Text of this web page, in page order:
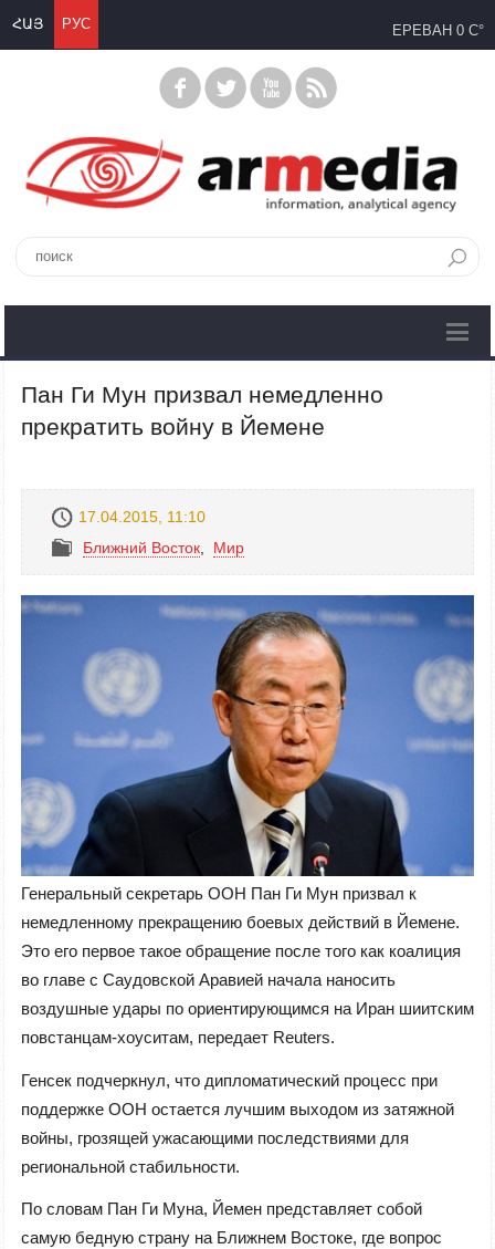
ՀԱՅ РУС ЕРЕВАН 0 C°
Пан Ги Мун призвал немедленно
прекратить войну в Йемене
17.04.2015, 11:10
Ближний Восток
Mир
Генеральный секретарь ООН Пан Ги Мун призвал к
немедленному прекращению боевых действий в Йемене.
Это его первое такое обращение после того как коалиция
во главе с Саудовской Аравией начала наносить
воздушные удары по ориентирующимся на Иран шиитским
повстанцам-хоуситам, передает Reuters.
Генсек подчеркнул, что дипломатический процесс при
поддержке ООН остается лучшим выходом из затяжной
войны, грозящей ужасающими последствиями для
региональной стабильности.
По словам Пан Ги Муна, Йемен представляет собой
самую бедную страну на Ближнем Востоке, где вопрос